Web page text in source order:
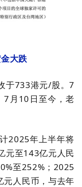
大跌
于733港元/股。7
7月10日至今，老
2025年上半年将
元至143亿元人民
至252%；2025
人民币，与去年